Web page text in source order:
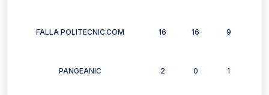
FALLA POLITECNIC.COM 16 16 9
PANGEANIC 2 0 1